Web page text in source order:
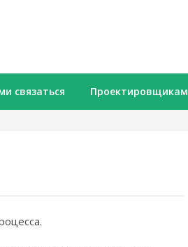
связаться Проектировщикам